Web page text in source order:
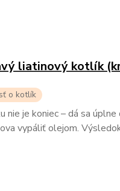
liatinový kotlík
o kotlík
je koniec – dá sa
vypáliť olejom.